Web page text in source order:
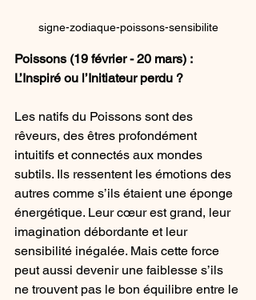
signe-zodiaque-poissons-sensibilite
Poissons (19 février - 20 mars) :
L’Inspiré ou l’Initiateur perdu ?
Les natifs du Poissons sont des
rêveurs, des êtres profondément
intuitifs et connectés aux mondes
subtils. Ils ressentent les émotions des
autres comme s’ils étaient une éponge
énergétique. Leur cœur est grand, leur
imagination débordante et leur
sensibilité inégalée. Mais cette force
peut aussi devenir une faiblesse s’ils
ne trouvent pas le bon équilibre entre le